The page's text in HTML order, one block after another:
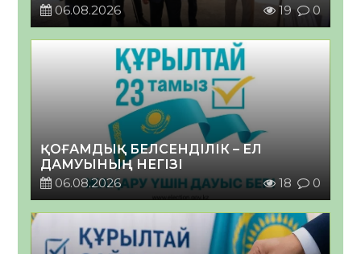
06.08.2026
19 0
ҚОҒАМДЫҚ БЕЛСЕНДІЛІК – ЕЛ
ДАМУЫНЫҢ НЕГІЗІ
06.08.2026
18 0